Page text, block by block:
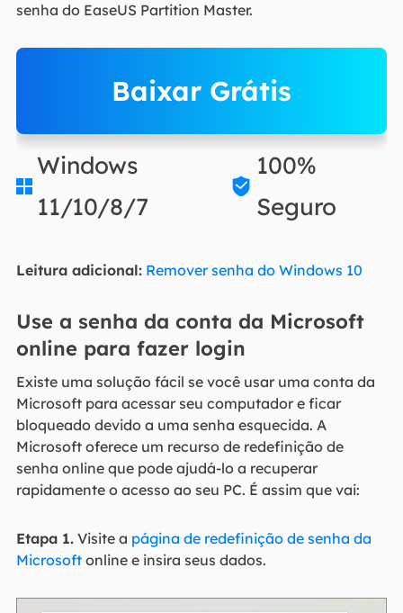
senha do EaseUS Partition Master.
Baixar Grátis

Windows
11/10/8/7

100%
Seguro
Leitura adicional: Remover senha do Windows 10
Use a senha da conta da Microsoft
online para fazer login
Existe uma solução fácil se você usar uma conta da
Microsoft para acessar seu computador e ficar
bloqueado devido a uma senha esquecida. A
Microsoft oferece um recurso de redefinição de
senha online que pode ajudá-lo a recuperar
rapidamente o acesso ao seu PC. É assim que vai:
Etapa 1.Visite a página de redefinição de senha da
Microsoftonline e insira seus dados.